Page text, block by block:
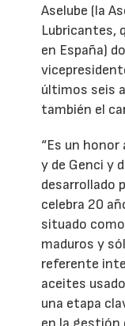
Aselube (la
Lubricantes,
en España)
últimos seis
también el
“Es un honor
y de Genci y
desarrollado
celebra 20
situado
maduros y
referente
aceites
una etapa